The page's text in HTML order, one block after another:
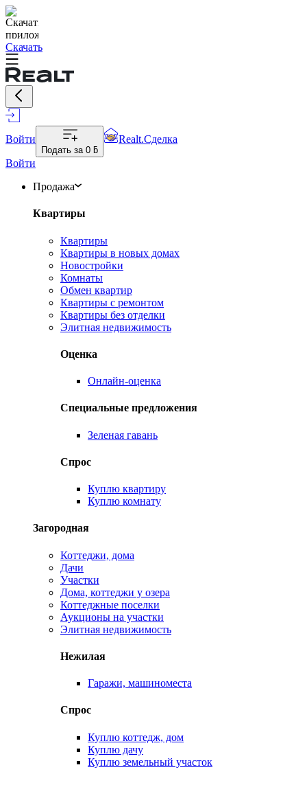
Скачать
Войти
Подать за 0 ƃ
Realt.Сделка
Войти
Продажа
Квартиры
Квартиры
Квартиры в новых домах
Новостройки
Комнаты
Обмен квартир
Квартиры с ремонтом
Квартиры без отделки
Элитная недвижимость
Оценка
Онлайн-оценка
Специальные предложения
Зеленая гавань
Спрос
Куплю квартиру
Куплю комнату
Загородная
Коттеджи, дома
Дачи
Участки
Дома, коттеджи у озера
Коттеджные поселки
Аукционы на участки
Элитная недвижимость
Нежилая
Гаражи, машиноместа
Спрос
Куплю коттедж, дом
Куплю дачу
Куплю земельный участок